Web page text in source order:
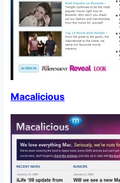
Macalicious